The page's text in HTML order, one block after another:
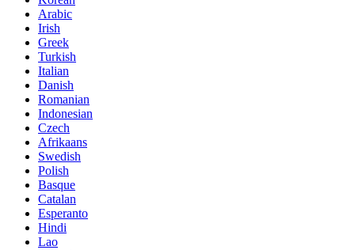
Arabic
Irish
Greek
Turkish
Italian
Danish
Romanian
Indonesian
Czech
Afrikaans
Swedish
Polish
Basque
Catalan
Esperanto
Hindi
Lao